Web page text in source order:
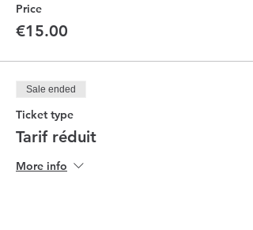
Price
€15.00
Sale ended
Ticket type
Tarif réduit
More info